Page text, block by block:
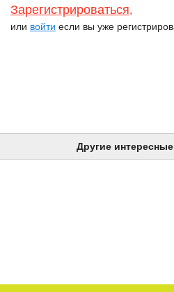
Зарегистрироваться,
или войти если вы уже
Другие